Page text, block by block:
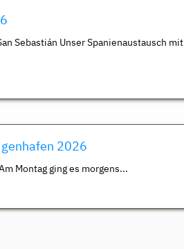
Sebastián Unser Spanienaustausch mit
2026
Montag ging es morgens...